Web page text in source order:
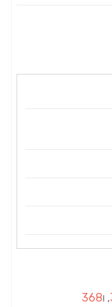
, ו368